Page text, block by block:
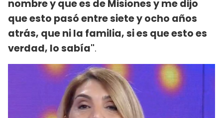
nombre y que es de Misiones y me dijo
que esto pasó entre siete y ocho años
atrás, que ni la familia, si es que esto es
verdad, lo sabía".